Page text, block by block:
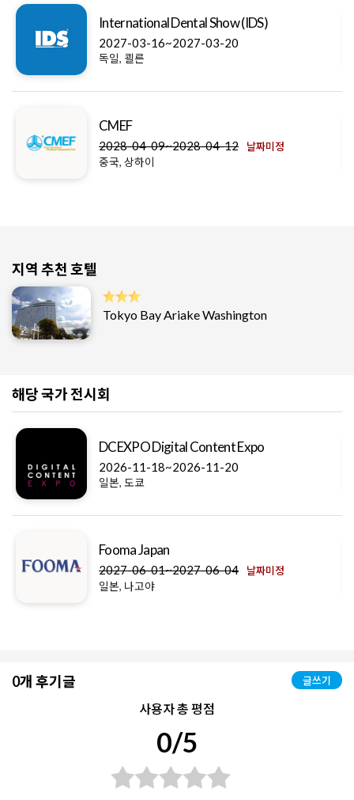
International Dental Show (IDS)
2027-03-16~2027-03-20
독일, 쾰른
CMEF
2028-04-09~2028-04-12 날짜미정
중국, 상하이
지역 추천 호텔
Tokyo Bay Ariake Washington
해당 국가 전시회
DCEXPO Digital Content Expo
2026-11-18~2026-11-20
일본, 도쿄
Fooma Japan
2027-06-01~2027-06-04 날짜미정
일본, 나고야
0개 후기글 글쓰기
사용자 총 평점
0/5